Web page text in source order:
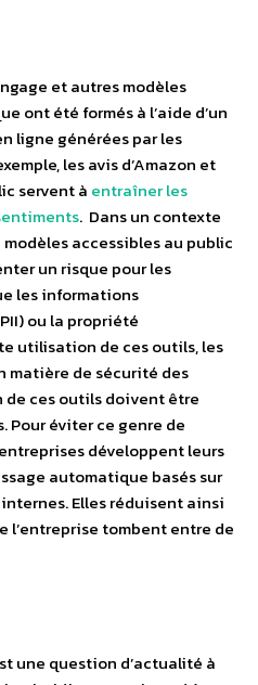
et autres modèles
ont été formés à l’aide d’un
ligne générées par les
les avis d’Amazon et
servent à entraîner les
. Dans un contexte
accessibles au public
un risque pour les
les informations
ou la propriété
utilisation de ces outils, les
matière de sécurité des
de ces outils doivent être
éviter ce genre de
développent leurs
automatique basés sur
Elles réduisent ainsi
l’entreprise tombent entre de
une question d’actualité à